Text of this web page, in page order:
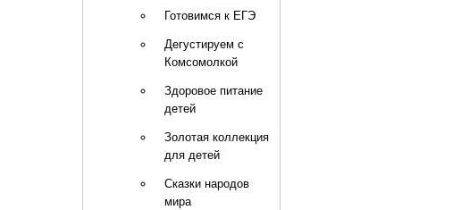
Готовимся к ЕГЭ
Дегустируем с
Комсомолкой
Здоровое питание
детей
Золотая коллекция
для детей
Сказки народов
мира